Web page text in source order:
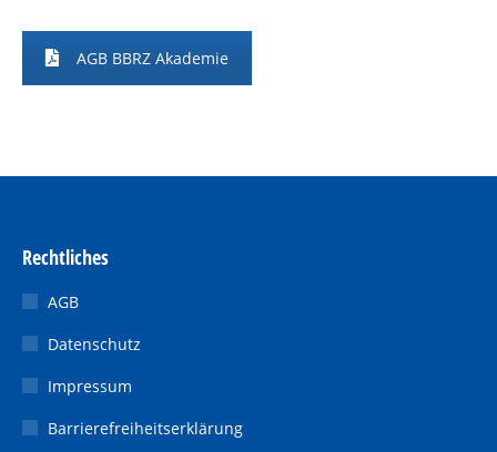
AGB BBRZ Akademie
Rechtliches
AGB
Datenschutz
Impressum
Barrierefreiheitserklärung